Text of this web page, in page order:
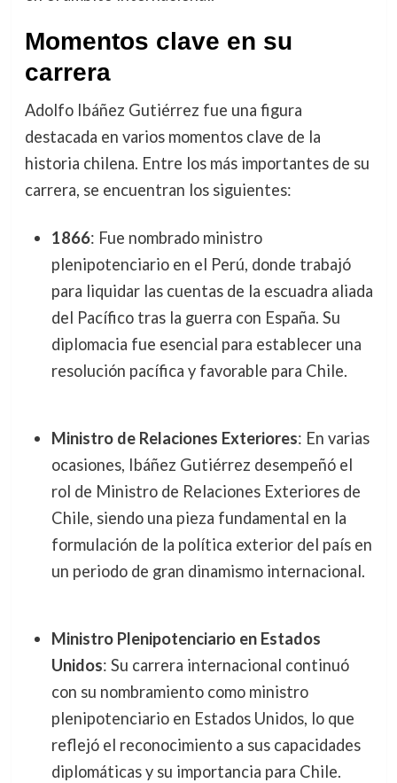
Momentos clave en su
carrera
Adolfo Ibáñez Gutiérrez fue una figura
destacada en varios momentos clave de la
historia chilena. Entre los más importantes de su
carrera, se encuentran los siguientes:
1866: Fue nombrado ministro
plenipotenciario en el Perú, donde trabajó
para liquidar las cuentas de la escuadra aliada
del Pacífico tras la guerra con España. Su
diplomacia fue esencial para establecer una
resolución pacífica y favorable para Chile.
Ministro de Relaciones Exteriores: En varias
ocasiones, Ibáñez Gutiérrez desempeñó el
rol de Ministro de Relaciones Exteriores de
Chile, siendo una pieza fundamental en la
formulación de la política exterior del país en
un periodo de gran dinamismo internacional.
Ministro Plenipotenciario en Estados
Unidos: Su carrera internacional continuó
con su nombramiento como ministro
plenipotenciario en Estados Unidos, lo que
reflejó el reconocimiento a sus capacidades
diplomáticas y su importancia para Chile.